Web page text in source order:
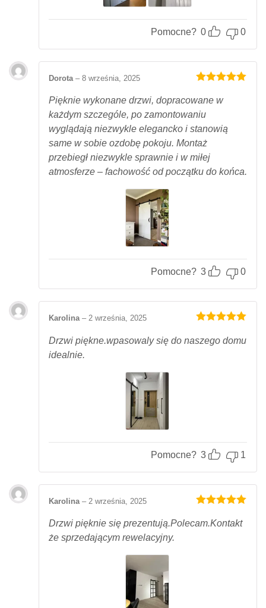
Pomocne? 0 0
na 5.
Dorota – 8 września, 2025
Pięknie wykonane drzwi, dopracowane w
każdym szczególe, po zamontowaniu
wyglądają niezwykle elegancko i stanowią
same w sobie ozdobę pokoju. Montaż
przebiegł niezwykle sprawnie i w miłej
atmosferze – fachowość od początku do końca.
Pomocne? 3 0
na 5.
Karolina – 2 września, 2025
Drzwi piękne.wpasowaly się do naszego domu
idealnie.
Pomocne? 3 1
na 5.
Karolina – 2 września, 2025
Drzwi pięknie się prezentują.Polecam.Kontakt
że sprzedającym rewelacyjny.